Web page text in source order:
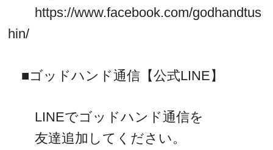
https://www.facebook.com/godhandtus
hin/
■ゴッドハンド通信【公式LINE】
LINEでゴッドハンド通信を
友達追加してください。